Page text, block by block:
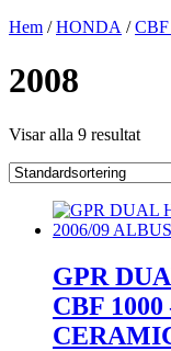
Hem /HONDA /CBF
2008
Visar alla 9 resultat
GPR
CBF